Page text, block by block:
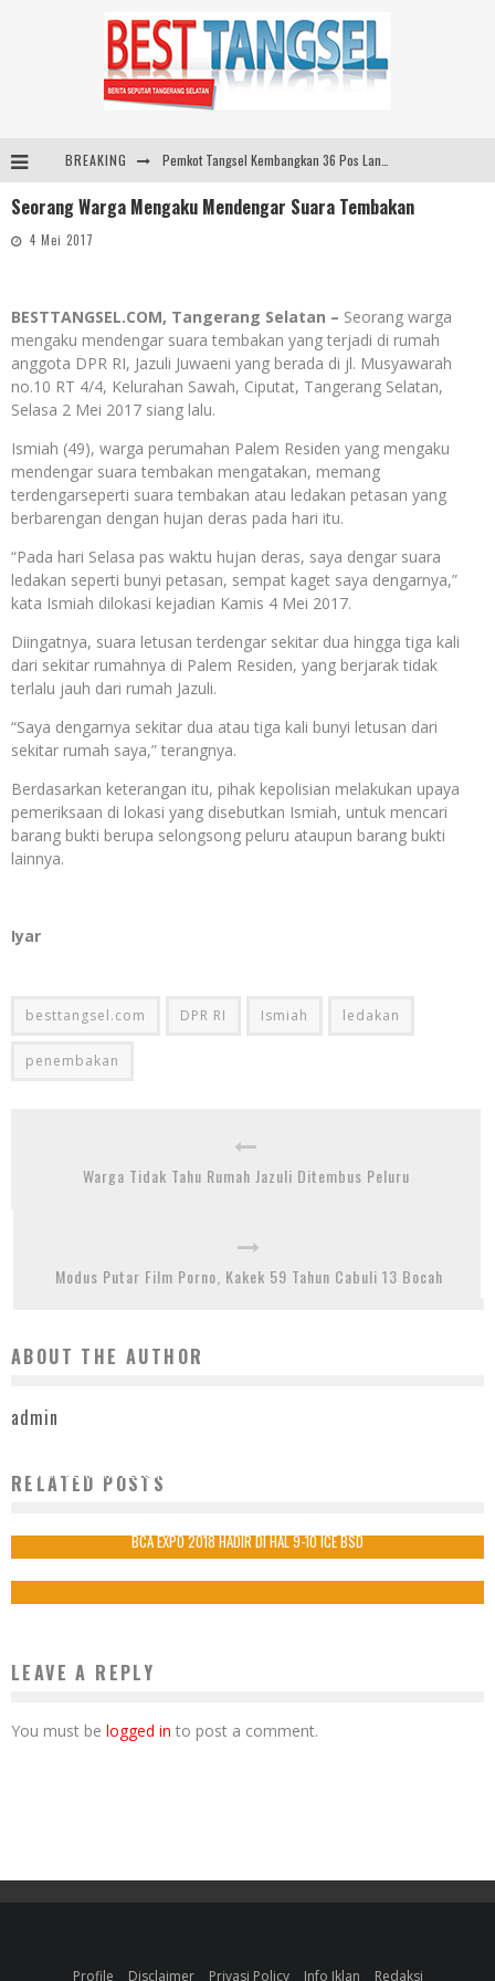
BREAKING
Pemkot Tangsel Matangkan Persiapan Peringatan HUT Ke-81 Kemerdekaan RI
Seorang Warga Mengaku Mendengar Suara Tembakan
4 Mei 2017
BESTTANGSEL.COM, Tangerang Selatan – Seorang warga
mengaku mendengar suara tembakan yang terjadi di rumah
anggota DPR RI, Jazuli Juwaeni yang berada di jl. Musyawarah
no.10 RT 4/4, Kelurahan Sawah, Ciputat, Tangerang Selatan,
Selasa 2 Mei 2017 siang lalu.
Ismiah (49), warga perumahan Palem Residen yang mengaku
mendengar suara tembakan mengatakan, memang
terdengarseperti suara tembakan atau ledakan petasan yang
berbarengan dengan hujan deras pada hari itu.
“Pada hari Selasa pas waktu hujan deras, saya dengar suara
ledakan seperti bunyi petasan, sempat kaget saya dengarnya,”
kata Ismiah dilokasi kejadian Kamis 4 Mei 2017.
Diingatnya, suara letusan terdengar sekitar dua hingga tiga kali
dari sekitar rumahnya di Palem Residen, yang berjarak tidak
terlalu jauh dari rumah Jazuli.
“Saya dengarnya sekitar dua atau tiga kali bunyi letusan dari
sekitar rumah saya,” terangnya.
Berdasarkan keterangan itu, pihak kepolisian melakukan upaya
pemeriksaan di lokasi yang disebutkan Ismiah, untuk mencari
barang bukti berupa selongsong peluru ataupun barang bukti
lainnya.
Iyar
besttangsel.com DPR RI Ismiah ledakan
penembakan
Warga Tidak Tahu Rumah Jazuli Ditembus Peluru
Modus Putar Film Porno, Kakek 59 Tahun Cabuli 13 Bocah
ABOUT THE AUTHOR
admin
RELATED POSTS
PARTAI GERINDRA BERSAMA PKS MEMBUAT KESEPAKATAN TERTULIS DENGAN ANIES-
BCA EXPO 2018 HADIR DI HAL 9-10 ICE BSD
LEAVE A REPLY
You must be logged in to post a comment.
Profile Disclaimer Privasi Policy Info Iklan Redaksi